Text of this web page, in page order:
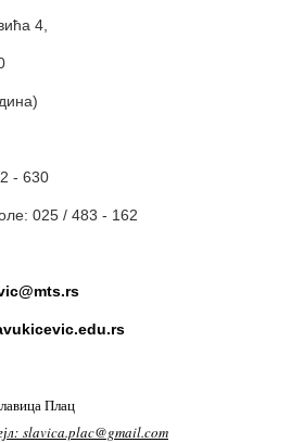
4,
- 630
025 / 483 - 162
Плац
slavica.plac@gmail.com